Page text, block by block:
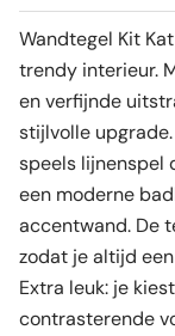
Wandtegel Kit
trendy interieur.
en verfijnde
stijlvolle
speels lijnenspel
een moderne
accentwand. De
zodat je altijd
Extra leuk: je
contrasterende